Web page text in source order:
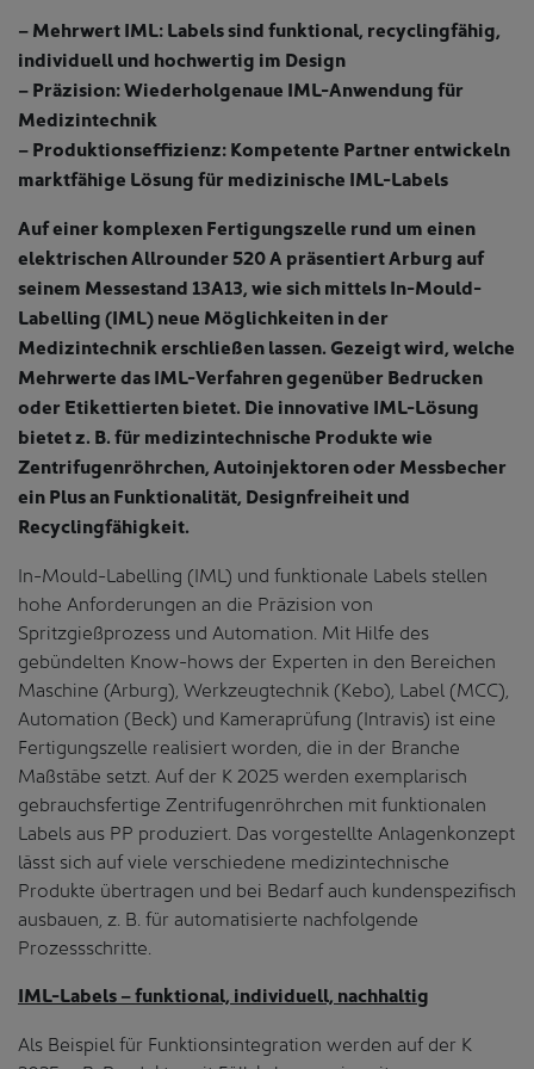
– Mehrwert IML: Labels sind funktional, recyclingfähig,
individuell und hochwertig im Design
– Präzision: Wiederholgenaue IML-Anwendung für
Medizintechnik
– Produktionseffizienz: Kompetente Partner entwickeln
marktfähige Lösung für medizinische IML-Labels
Auf einer komplexen Fertigungszelle rund um einen
elektrischen Allrounder 520 A präsentiert Arburg auf
seinem Messestand 13A13, wie sich mittels In-Mould-
Labelling (IML) neue Möglichkeiten in der
Medizintechnik erschließen lassen. Gezeigt wird, welche
Mehrwerte das IML-Verfahren gegenüber Bedrucken
oder Etikettierten bietet. Die innovative IML-Lösung
bietet z. B. für medizintechnische Produkte wie
Zentrifugenröhrchen, Autoinjektoren oder Messbecher
ein Plus an Funktionalität, Designfreiheit und
Recyclingfähigkeit.
In-Mould-Labelling (IML) und funktionale Labels stellen
hohe Anforderungen an die Präzision von
Spritzgießprozess und Automation. Mit Hilfe des
gebündelten Know-hows der Experten in den Bereichen
Maschine (Arburg), Werkzeugtechnik (Kebo), Label (MCC),
Automation (Beck) und Kameraprüfung (Intravis) ist eine
Fertigungszelle realisiert worden, die in der Branche
Maßstäbe setzt. Auf der K 2025 werden exemplarisch
gebrauchsfertige Zentrifugenröhrchen mit funktionalen
Labels aus PP produziert. Das vorgestellte Anlagenkonzept
lässt sich auf viele verschiedene medizintechnische
Produkte übertragen und bei Bedarf auch kundenspezifisch
ausbauen, z. B. für automatisierte nachfolgende
Prozessschritte.
IML-Labels – funktional, individuell, nachhaltig
Als Beispiel für Funktionsintegration werden auf der K